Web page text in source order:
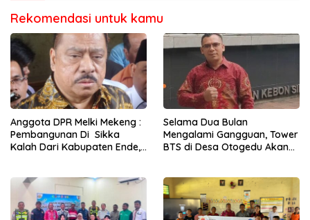
Rekomendasi untuk kamu
Anggota DPR Melki Mekeng :
Pembangunan Di Sikka
Kalah Dari Kabupaten Ende,
Selama Dua Bulan
Mengalami Gangguan, Tower
BTS di Desa Otogedu Akan